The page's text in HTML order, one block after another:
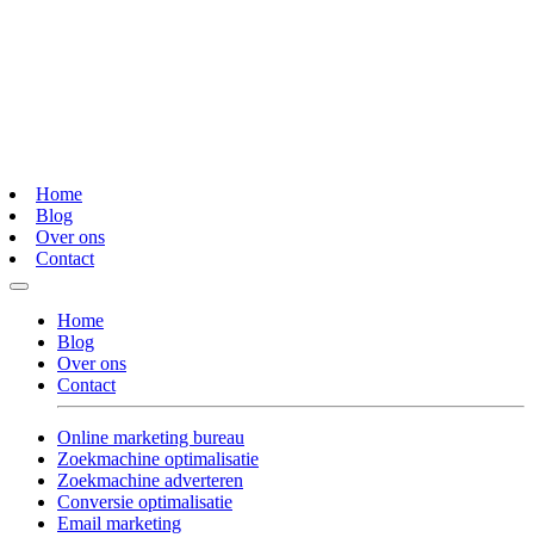
Home
Blog
Over ons
Contact
Home
Blog
Over ons
Contact
Online marketing bureau
Zoekmachine optimalisatie
Zoekmachine adverteren
Conversie optimalisatie
Email marketing